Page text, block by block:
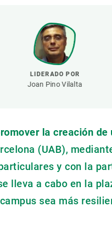
LIDERADO POR
Joan Pino Vilalta
la creación
(UAB),
y con la
lleva a cabo en la
sea más
Publicaciones
Synthesis Actions